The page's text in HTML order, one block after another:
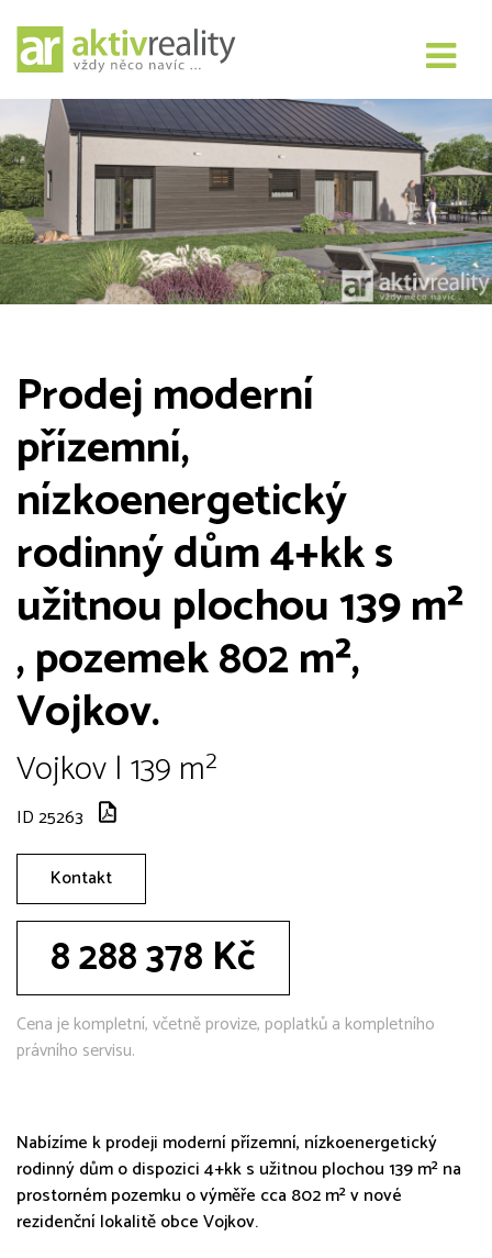
Prodej moderní
přízemní,
nízkoenergetický
rodinný dům 4+kk s
užitnou plochou 139 m²
, pozemek 802 m²,
Vojkov.
Vojkov | 139 m²
ID 25263
Kontakt
8 288 378 Kč
Cena je kompletní, včetně provize, poplatků a kompletního
právního servisu.
Nabízíme k prodeji moderní přízemní, nízkoenergetický
rodinný dům o dispozici 4+kk s užitnou plochou 139 m² na
prostorném pozemku o výměře cca 802 m² v nové
rezidenční lokalitě obce Vojkov.